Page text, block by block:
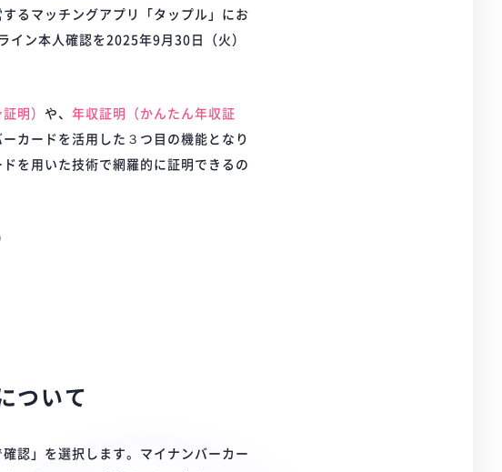
るマッチングアプリ「タップル」にお
イン本人確認を2025年9月30日（火）
明） や、年収証明（かんたん年収証
カードを活用した３つ目の機能となり
を用いた技術で網羅的に証明できるの
ついて
認」を選択します。マイナンバーカー